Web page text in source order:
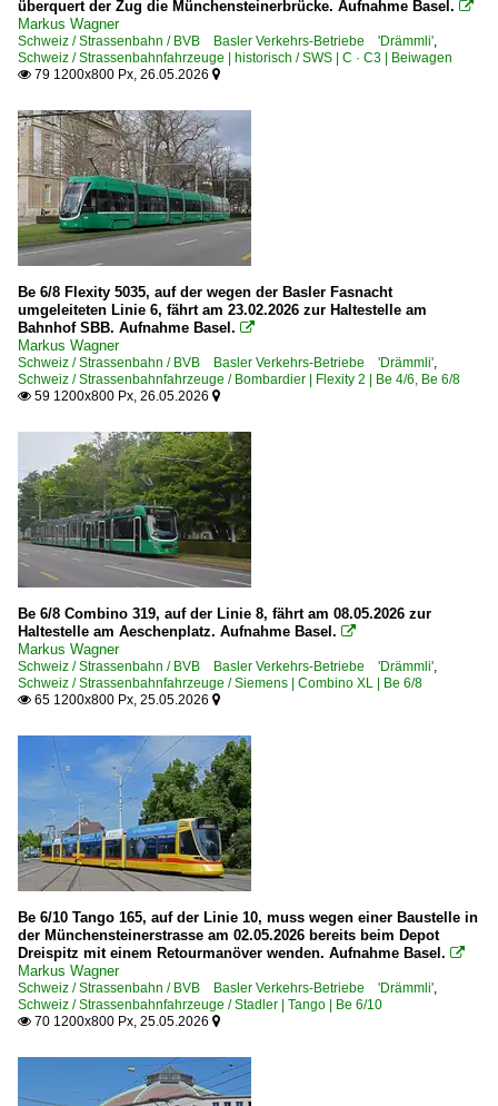
überquert der Zug die Münchensteinerbrücke. Aufnahme Basel. 
Markus Wagner
Schweiz / Strassenbahn / BVB Basler Verkehrs-Betriebe 'Drämmli',
Schweiz / Strassenbahnfahrzeuge | historisch / SWS | C · C3 | Beiwagen
 79 1200x800 Px, 26.05.2026 
Be 6/8 Flexity 5035, auf der wegen der Basler Fasnacht
umgeleiteten Linie 6, fährt am 23.02.2026 zur Haltestelle am
Bahnhof SBB. Aufnahme Basel. 
Markus Wagner
Schweiz / Strassenbahn / BVB Basler Verkehrs-Betriebe 'Drämmli',
Schweiz / Strassenbahnfahrzeuge / Bombardier | Flexity 2 | Be 4/6, Be 6/8
 59 1200x800 Px, 26.05.2026 
Be 6/8 Combino 319, auf der Linie 8, fährt am 08.05.2026 zur
Haltestelle am Aeschenplatz. Aufnahme Basel. 
Markus Wagner
Schweiz / Strassenbahn / BVB Basler Verkehrs-Betriebe 'Drämmli',
Schweiz / Strassenbahnfahrzeuge / Siemens | Combino XL | Be 6/8
 65 1200x800 Px, 25.05.2026 
Be 6/10 Tango 165, auf der Linie 10, muss wegen einer Baustelle in
der Münchensteinerstrasse am 02.05.2026 bereits beim Depot
Dreispitz mit einem Retourmanöver wenden. Aufnahme Basel. 
Markus Wagner
Schweiz / Strassenbahn / BVB Basler Verkehrs-Betriebe 'Drämmli',
Schweiz / Strassenbahnfahrzeuge / Stadler | Tango | Be 6/10
 70 1200x800 Px, 25.05.2026 